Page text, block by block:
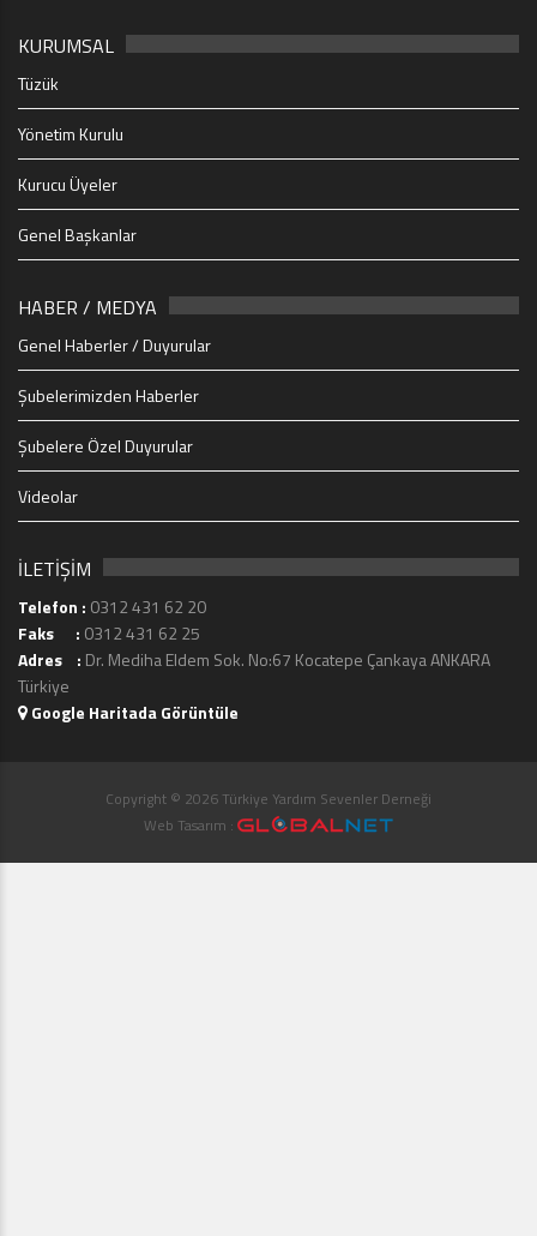
KURUMSAL
Tüzük
Yönetim Kurulu
Kurucu Üyeler
Genel Başkanlar
HABER / MEDYA
Genel Haberler / Duyurular
Şubelerimizden Haberler
Şubelere Özel Duyurular
Videolar
İLETİŞİM
Telefon : 0312 431 62 20
Faks : 0312 431 62 25
Adres : Dr. Mediha Eldem Sok. No:67 Kocatepe Çankaya ANKARA
Türkiye
Google Haritada Görüntüle
Copyright © 2026 Türkiye Yardım Sevenler Derneği
Web Tasarım :